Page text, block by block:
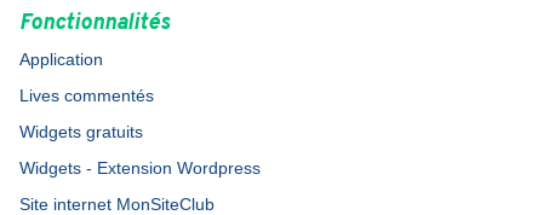
Fonctionnalités
Application
Lives commentés
Widgets gratuits
Widgets - Extension Wordpress
Site internet MonSiteClub